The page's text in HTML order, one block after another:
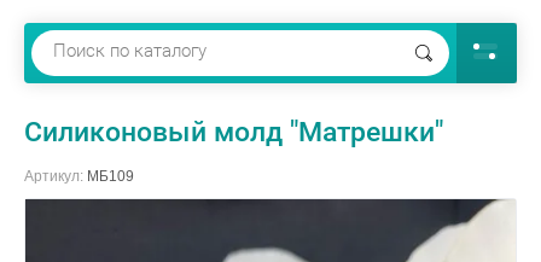
Силиконовый молд "Матрешки"
Артикул: МБ109